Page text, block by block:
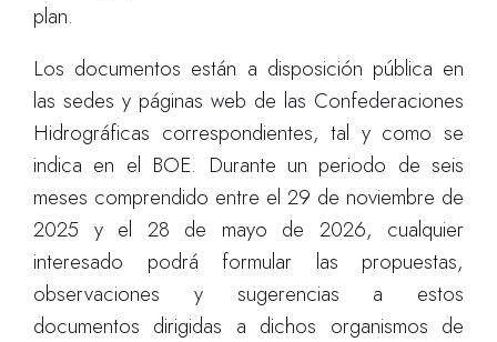
plan.
Los documentos están a disposición pública en
las sedes y páginas web de las Confederaciones
Hidrográficas correspondientes, tal y como se
indica en el BOE. Durante un periodo de seis
meses comprendido entre el 29 de noviembre de
2025 y el 28 de mayo de 2026, cualquier
interesado podrá formular las propuestas,
observaciones y sugerencias a estos
documentos dirigidas a dichos organismos de